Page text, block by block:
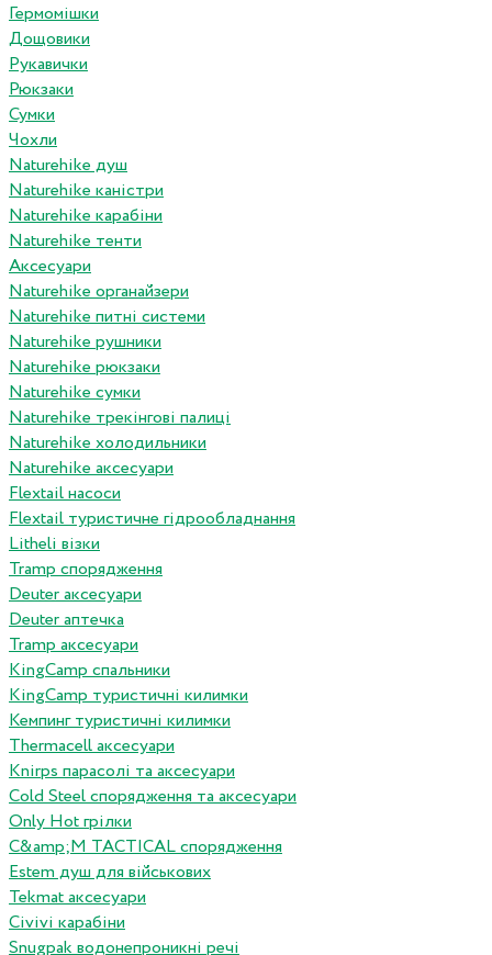
Гермомішки
Дощовики
Рукавички
Рюкзаки
Сумки
Чохли
Naturehike душ
Naturehike каністри
Naturehike карабіни
Naturehike тенти
Аксесуари
Naturehike органайзери
Naturehike питні системи
Naturehike рушники
Naturehike рюкзаки
Naturehike сумки
Naturehike трекінгові палиці
Naturehike холодильники
Naturehike аксесуари
Flextail насоси
Flextail туристичне гідрообладнання
Litheli візки
Tramp спорядження
Deuter аксесуари
Deuter аптечка
Tramp аксесуари
KingCamp спальники
KingCamp туристичні килимки
Кемпинг туристичні килимки
Thermacell аксесуари
Knirps парасолі та аксесуари
Cold Steel спорядження та аксесуари
Only Hot грілки
C&amp;M TACTICAL спорядження
Estem душ для військових
Tekmat аксесуари
Сivivi карабіни
Snugpak водонепроникні речі